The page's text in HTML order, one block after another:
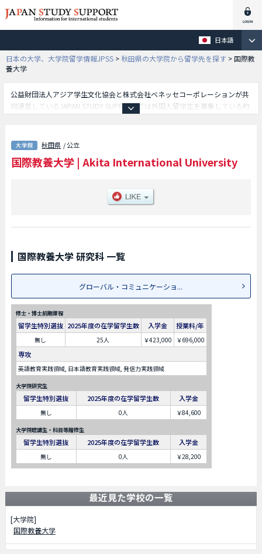
日本語
日本の大学、大学院留学情報JPSS > 秋田県の大学院から留学先を探す >国際教
養大学
公益財団法人アジア学生文化協会と株式会社ベネッセコーポレーションが共
同運営しているJAPAN STUDY SUPPORTでは外国人留学生を募集している約
ミュニケーション実践研究科等、研究科別情報や、募集定員や合格者数など
入試情報、施設案内、アクセスなど外国人留学生に必要な情報を掲載してい
るので是非ご利用ください。
秋田県 / 公立
国際教養大学 | Akita International University
国際教養大学 研究科 一覧
グローバル・コミュニケーショ...
修士・博士前期課程
留学生特別選抜 2025年度の在学留学生数 入学金 授業料/年
無し 25人 ￥423,000 ￥696,000
専攻
英語教育実践領域, 日本語教育実践領域, 発信力実践領域
大学院研究生
留学生特別選抜 2025年度の在学留学生数 入学金
無し 0人 ￥84,600
大学院聴講生・科目等履修生
留学生特別選抜 2025年度の在学留学生数 入学金
無し 0人 ￥28,200
最近見た学校の一覧
[大学院]
国際教養大学